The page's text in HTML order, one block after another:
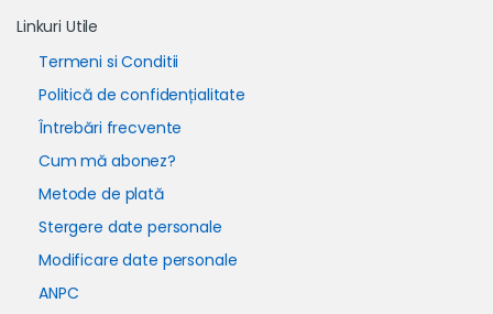
Linkuri Utile
Termeni si Conditii
Politică de confidențialitate
Întrebări frecvente
Cum mă abonez?
Metode de plată
Stergere date personale
Modificare date personale
ANPC